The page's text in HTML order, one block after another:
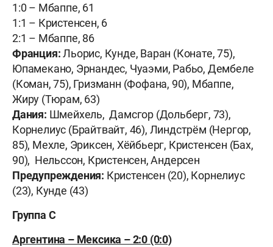
1:0 – Мбаппе, 61
1:1 – Кристенсен, 6
2:1 – Мбаппе, 86
Франция:Льорис, Кунде, Варан (Конате, 75),
Юпамекано, Эрнандес, Чуаэми, Рабьо, Дембеле
(Коман, 75), Гризманн (Фофана, 90), Мбаппе,
Жиру (Тюрам, 63)
Дания: Шмейхель, Дамсгор (Дольберг, 73),
Корнелиус (Брайтвайт, 46), Линдстрём (Нергор,
85), Мехле, Эриксен, Хёйбьерг, Кристенсен (Бах,
90), Нельссон, Кристенсен, Андерсен
Предупреждения: Кристенсен (20), Корнелиус
(23), Кунде (43)
Группа C
Аргентина – Мексика – 2:0 (0:0)